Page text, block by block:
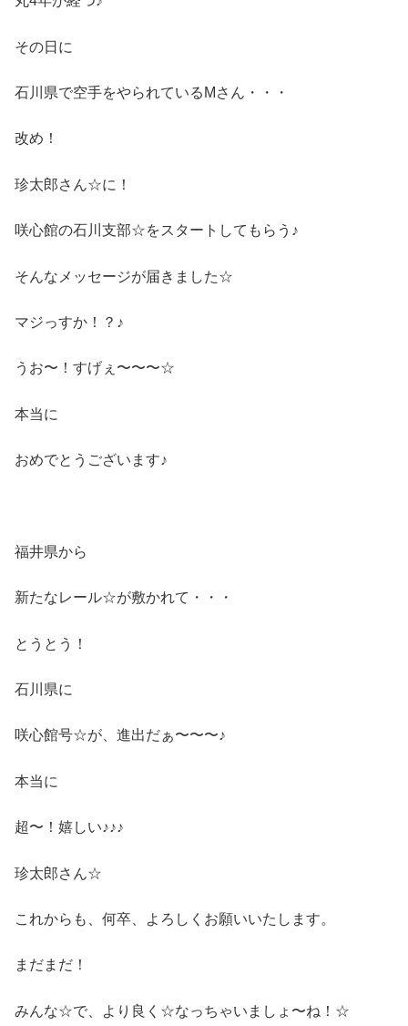
その日に
石川県で空手をやられているMさん・・・
改め！
珍太郎さん☆に！
咲心館の石川支部☆をスタートしてもらう♪
そんなメッセージが届きました☆
マジっすか！？♪
うお〜！すげぇ〜〜〜☆
本当に
おめでとうございます♪
福井県から
新たなレール☆が敷かれて・・・
とうとう！
石川県に
咲心館号☆が、進出だぁ〜〜〜♪
本当に
超〜！嬉しい♪♪♪
珍太郎さん☆
これからも、何卒、よろしくお願いいたします。
まだまだ！
みんな☆で、より良く☆なっちゃいましょ〜ね！☆